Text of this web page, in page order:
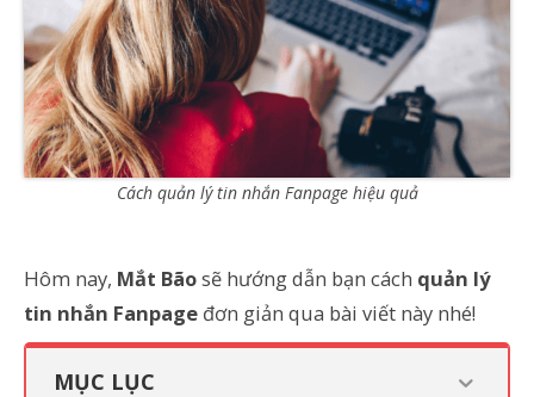
Cách quản lý tin nhắn Fanpage hiệu quả
Hôm nay, Mắt Bãosẽ hướng dẫn bạn cách quản lý
tin nhắn Fanpage đơn giản qua bài viết này nhé!
MỤC LỤC